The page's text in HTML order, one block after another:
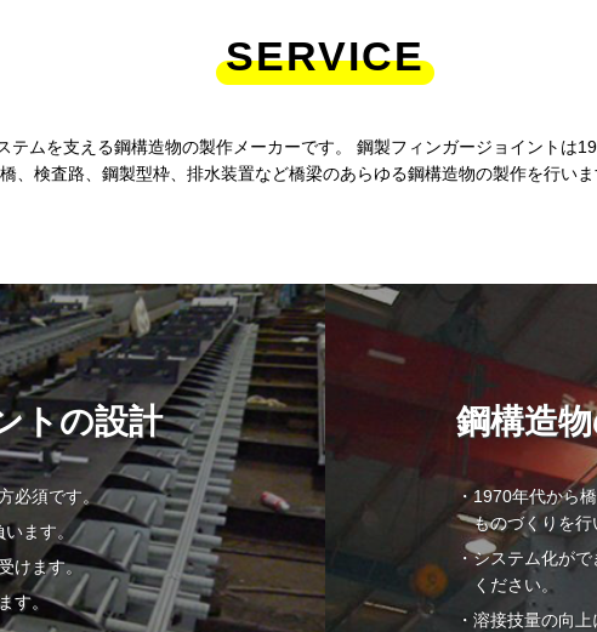
SERVICE
テムを支える鋼構造物の製作メーカーです。 鋼製フィンガージョイントは
、検査路、鋼製型枠、排水装置など橋梁のあらゆる鋼構造物の製作を行い
トの設計
必須です。
います。
けます。
す。
鋼構造
1970年代から
ものづくりを行
システム化が
ください。
溶接技量の向